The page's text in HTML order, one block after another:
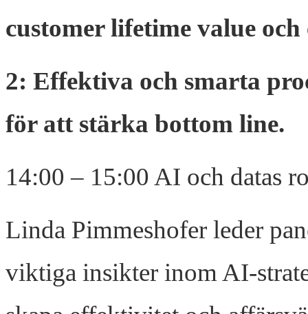
customer lifetime value
2: Effektiva och smarta
för att stärka bottom line.
14:00 – 15:00 AI och datas
Linda Pimmeshofer leder
viktiga insikter inom AI-